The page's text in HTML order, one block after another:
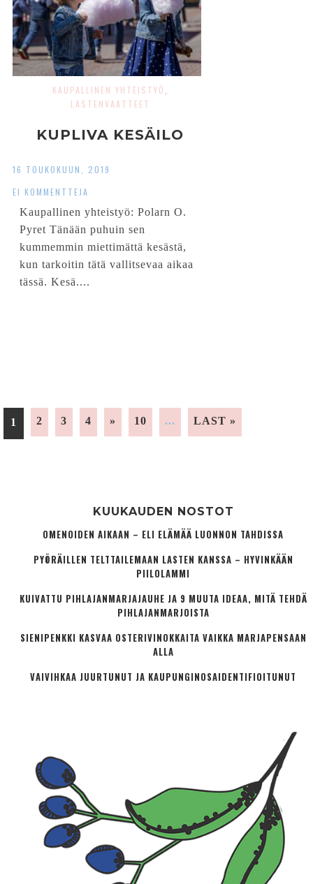
KAUPALLINEN YHTEISTYÖ
LASTENVAATTEET
KUPLIVA KESÄILO
16 TOUKOKUUN, 2019
EI KOMMENTTEJA
Kaupallinen yhteistyö: Polarn O.
Pyret Tänään puhuin sen
kummemmin miettimättä kesästä,
kun tarkoitin tätä vallitsevaa aikaa
tässä. Kesä....
1 2 3 4 » 10 ... LAST »
KUUKAUDEN NOSTOT
OMENOIDEN AIKAAN – ELI ELÄMÄÄ LUONNON TAHDISSA
PYÖRÄILLEN TELTTAILEMAAN LASTEN KANSSA – HYVINKÄÄN
PIILOLAMMI
KUIVATTU PIHLAJANMARJAJAUHE JA 9 MUUTA IDEAA, MITÄ TEHDÄ
PIHLAJANMARJOISTA
SIENIPENKKI KASVAA OSTERIVINOKKAITA VAIKKA MARJAPENSAAN
ALLA
VAIVIHKAA JUURTUNUT JA KAUPUNGINOSA­IDENTIFIOITUNUT